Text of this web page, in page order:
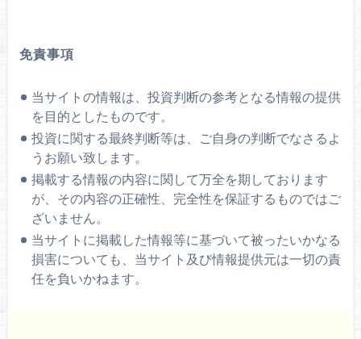
免責事項
当サイトの情報は、投資判断の参考となる情報の提供
を目的としたものです。
投資に関する最終判断等は、ご自身の判断でなさるよ
うお願い致します。
掲載する情報の内容に関して万全を期しております
が、その内容の正確性、完全性を保証するものではご
ざいません。
当サイトに掲載した情報等に基づいて被ったいかなる
損害についても、当サイト及び情報提供元は一切の責
任を負いかねます。